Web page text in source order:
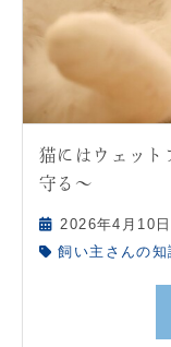
猫にはウェット
守る〜
2026年4月10日
飼い主さんの知